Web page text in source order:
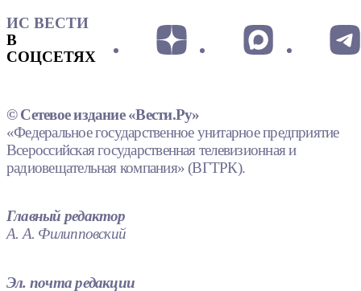
ИС ВЕСТИ
В
СОЦСЕТЯХ
© Сетевое издание «Вести.Ру»
«Федеральное государственное унитарное предприятие
Всероссийская государственная телевизионная и
радиовещательная компания» (ВГТРК).
Главный редактор
А. А. Филипповский
Эл. почта редакции